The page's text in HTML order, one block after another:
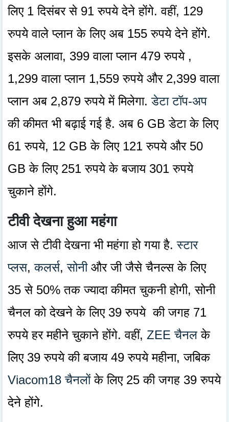
लिए 1 दिसंबर से 91 रुपये देने होंगे. वहीं, 129
रुपये वाले प्लान के लिए अब 155 रुपये देने होंगे.
इसके अलावा, 399 वाला प्लान 479 रुपये ,
1,299 वाला प्लान 1,559 रुपये और 2,399 वाला
प्लान अब 2,879 रुपये में मिलेगा.डेटा टॉप-अप
की कीमत भी बढ़ाई गई है. अब 6 GB डेटा के लिए
61 रुपये, 12 GB के लिए 121 रुपये और 50
GB के लिए 251 रुपये के बजाय 301 रुपये
चुकाने होंगे.
टीवी देखना हुआ महंगा
आज से टीवी देखना भी महंगा हो गया है.स्टार
प्लस,कलर्स,सोनीऔर जी जैसे चैनल्स के लिए
35 से 50% तक ज्यादा कीमत चुकनी होगी, सोनी
चैनल को देखने के लिए 39 रुपये की जगह 71
रुपये हर महीने चुकाने होंगे. वहीं, ZEE चैनल के
लिए 39 रुपये की बजाय 49 रुपये महीना, जबिक
Viacom18 चैनलोंके लिए 25 की जगह 39 रुपये
देने होंगे.